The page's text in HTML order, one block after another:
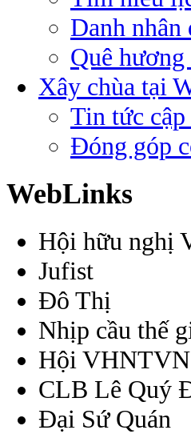
Danh nhân
Quê
Xây chùa tại
Tin tức cập
Đóng góp
WebLinks
Hội hữu nghị
Jufist
Đô Thị
Nhịp cầu thế
Hội
CLB Lê Quý
Đại Sứ Quán